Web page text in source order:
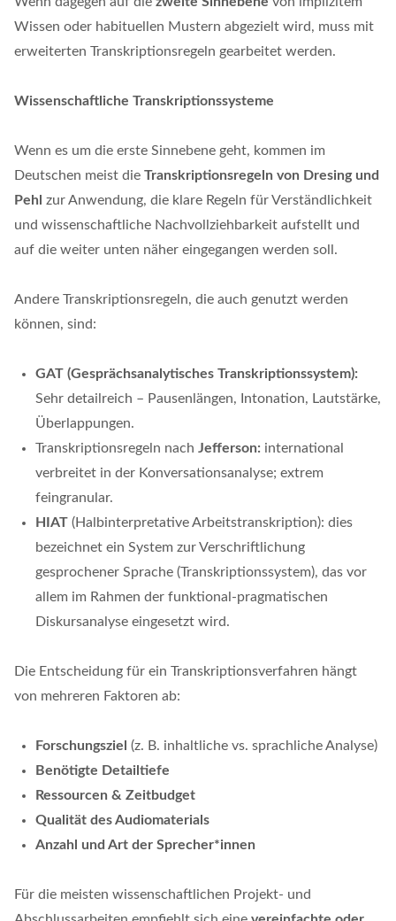
Wissen oder habituellen Mustern abgezielt wird, muss mit
erweiterten Transkriptionsregeln gearbeitet werden.
Wissenschaftliche Transkriptionssysteme
Wenn es um die erste Sinnebene geht, kommen im
Deutschen meist die Transkriptionsregeln von Dresing und
Pehl zur Anwendung, die klare Regeln für Verständlichkeit
und wissenschaftliche Nachvollziehbarkeit aufstellt und
auf die weiter unten näher eingegangen werden soll.
Andere Transkriptionsregeln, die auch genutzt werden
können, sind:
GAT (Gesprächsanalytisches Transkriptionssystem):
Sehr detailreich – Pausenlängen, Intonation, Lautstärke,
Überlappungen.
Transkriptionsregeln nach Jefferson: international
verbreitet in der Konversationsanalyse; extrem
feingranular.
HIAT (Halbinterpretative Arbeitstranskription): dies
bezeichnet ein System zur Verschriftlichung
gesprochener Sprache (Transkriptionssystem), das vor
allem im Rahmen der funktional-pragmatischen
Diskursanalyse eingesetzt wird.
Die Entscheidung für ein Transkriptionsverfahren hängt
von mehreren Faktoren ab:
Forschungsziel (z. B. inhaltliche vs. sprachliche Analyse)
Benötigte Detailtiefe
Ressourcen & Zeitbudget
Qualität des Audiomaterials
Anzahl und Art der Sprecher*innen
Für die meisten wissenschaftlichen Projekt- und